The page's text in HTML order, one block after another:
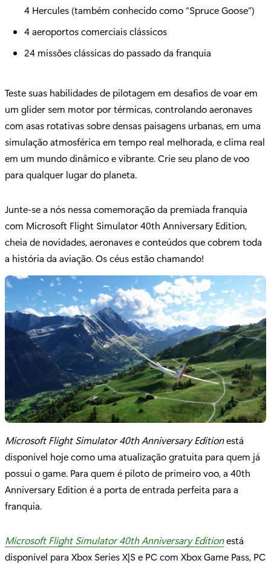
4 Hercules (também conhecido como “Spruce Goose”)
4 aeroportos comerciais clássicos
24 missões clássicas do passado da franquia
Teste suas habilidades de pilotagem em desafios de voar em
um glider sem motor por térmicas, controlando aeronaves
com asas rotativas sobre densas paisagens urbanas, em uma
simulação atmosférica em tempo real melhorada, e clima real
em um mundo dinâmico e vibrante. Crie seu plano de voo
para qualquer lugar do planeta.
Junte-se a nós nessa comemoração da premiada franquia
com Microsoft Flight Simulator 40th Anniversary Edition,
cheia de novidades, aeronaves e conteúdos que cobrem toda
a história da aviação. Os céus estão chamando!
Microsoft Flight Simulator 40th Anniversary Editionestá
disponível hoje como uma atualização gratuita para quem já
possui o game. Para quem é piloto de primeiro voo, a 40th
Anniversary Edition é a porta de entrada perfeita para a
franquia.
Microsoft Flight Simulator 40th Anniversary Editionestá
disponível para Xbox Series X|S e PC com Xbox Game Pass, PC